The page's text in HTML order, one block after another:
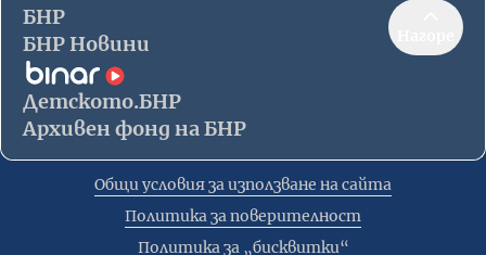
БНР
БНР Новини
Детското.БНР
Архивен фонд на БНР
Общи условия за използване на сайта
Политика за поверителност
Политика за „бисквитки“